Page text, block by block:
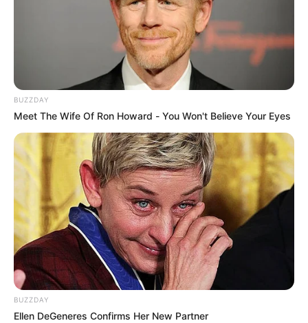
NOVÍA
Se le calentó el parche a
Luis Alberto Posada,
exesposa lo voleteó: "tiene
un hijo fuera..."
NOVIAZGOS DE FAMOSOS
[Video] Jhonny Rivera no
disimula la traga por su
novia y confesó
intimidades: despertó
envidia
SEPARACIÓN DE FAMOSOS
Luis Alberto Posada está
estrenando amorcito y es
está que vuela
BUZZDAY
Meet The Wife Of Ron Howard - You Won't Believe Your Eyes
BUZZDAY
Ellen DeGeneres Confirms Her New Partner